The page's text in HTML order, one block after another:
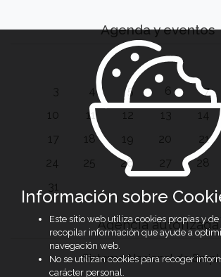
Agenda y eventos
3
4 5 6 7
10
11 12 13 14
17
18 19 20 21
24
25 26 27 28
31
Agencia autorizada
Sistema Nacional de
Información sobre
Este sitio web utiliza cookies propias y
recopilar información que ayude a
navegación web.
No se utilizan cookies para recoger
carácter personal.